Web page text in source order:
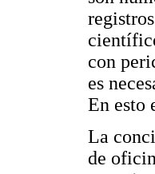
con
es
En esto
La
de